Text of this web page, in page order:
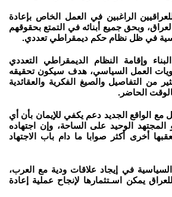
الراغبين في العمل الخاص بإعادة
العراق، وبحق جميع أبنائه في التمتع بحقوقهم
في ظل نظام حكم ديمقراطي تعددي.
وإقامة النظام الديمقراطي التعددي
العمل السياسي، هدف سيكون تحقيقه
من التفاصيل والصيغ الفكرية والعقائدية
الحاضر.
مع الواقع الجديد دعم يكفي للإيمان بأن أي
الوحيد على الساحة، وإن اجتهاده
أخرى أكثر صوابا ما دام باب الاجتهاد
في إيجاد علاقات ودية مع العرب،
يمكن اسـتثمارها لإنجاح عملية إعادة